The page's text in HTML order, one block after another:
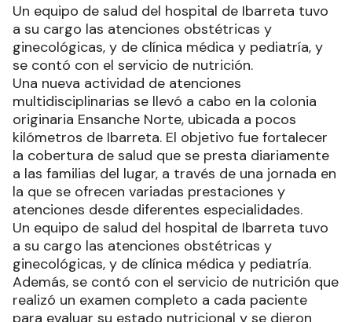
Un equipo de salud del hospital de Ibarreta tuvo
a su cargo las atenciones obstétricas y
ginecológicas, y de clínica médica y pediatría, y
se contó con el servicio de nutrición.
Una nueva actividad de atenciones
multidisciplinarias se llevó a cabo en la colonia
originaria Ensanche Norte, ubicada a pocos
kilómetros de Ibarreta. El objetivo fue fortalecer
la cobertura de salud que se presta diariamente
a las familias del lugar, a través de una jornada en
la que se ofrecen variadas prestaciones y
atenciones desde diferentes especialidades.
Un equipo de salud del hospital de Ibarreta tuvo
a su cargo las atenciones obstétricas y
ginecológicas, y de clínica médica y pediatría.
Además, se contó con el servicio de nutrición que
realizó un examen completo a cada paciente
para evaluar su estado nutricional y se dieron